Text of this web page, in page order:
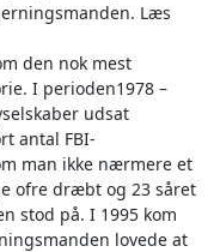
Læs
den nok mest
I perioden1978 –
udsat
antal FBI-
man ikke nærmere et
ofre dræbt og 23 såret
stod på. I 1995 kom
lovede at